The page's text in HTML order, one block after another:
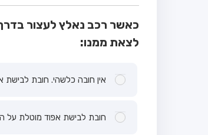
כאשר רכב נאלץ לעצור בדרך
לצאת ממנו:
אין חובה כלשהי. חובת לבישת
חובת לבישת אפוד מוטלת על